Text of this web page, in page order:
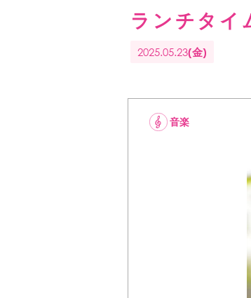
ランチタイ
2025.05.23(金)
音楽